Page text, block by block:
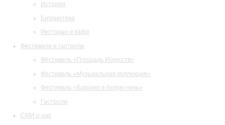
История
Библиотека
Ресторан и кафе
Фестивали и гастроли
Фестиваль «Площадь Искусств»
Фестиваль «Музыкальная коллекция»
Фестиваль «Барокко в белую ночь»
Гастроли
СМИ о нас